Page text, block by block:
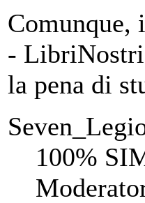
Comunque,
-
la pena di
100%